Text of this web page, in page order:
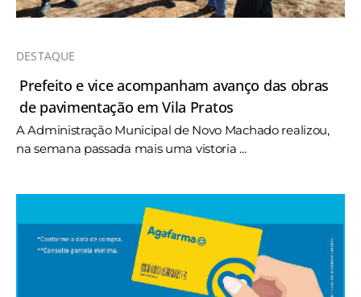
DESTAQUE
Prefeito e vice acompanham avanço das obras
de pavimentação em Vila Pratos
A Administração Municipal de Novo Machado realizou,
na semana passada mais uma vistoria ...